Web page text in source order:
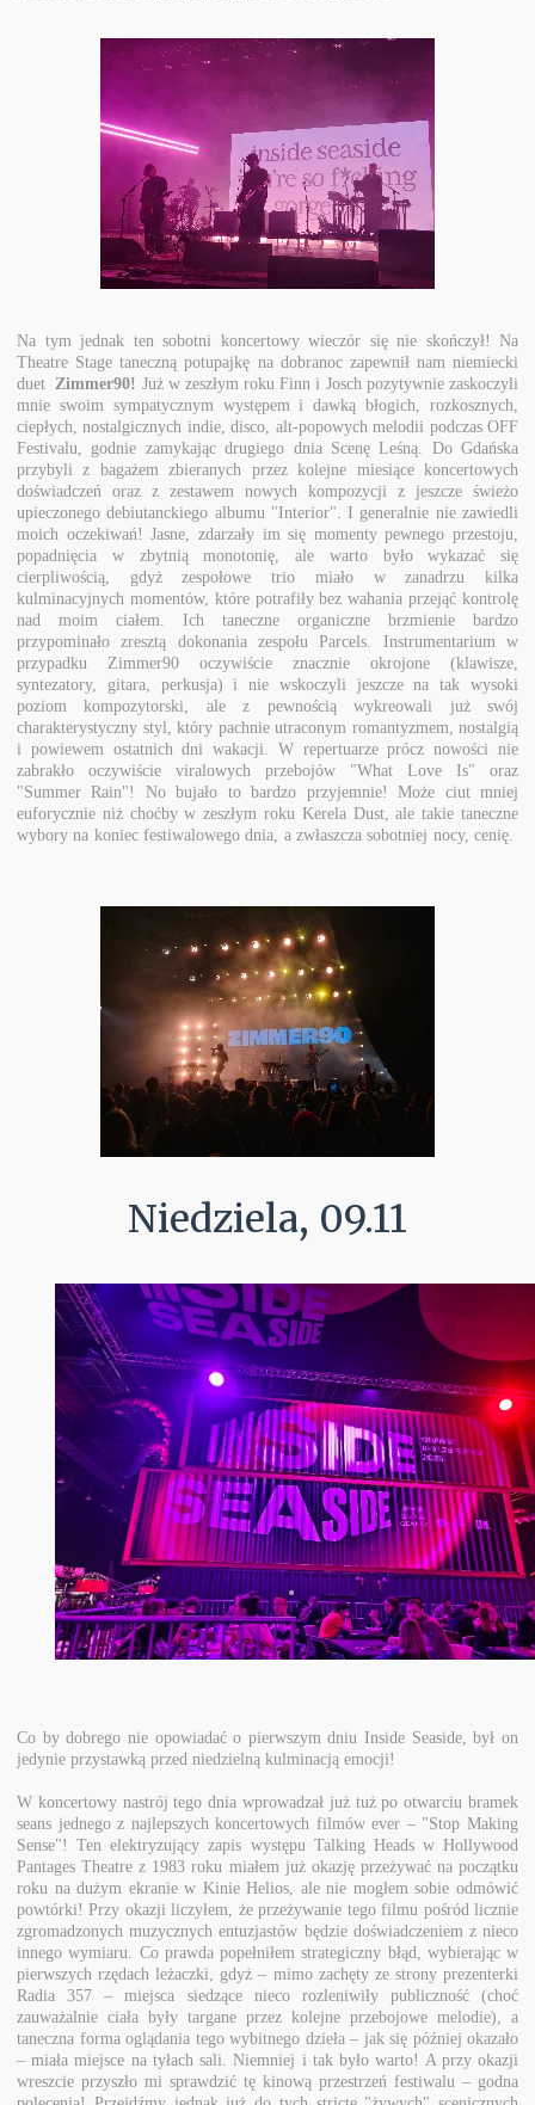
Na tym jednak ten sobotni koncertowy wieczór się nie skończył! Na
Theatre Stage taneczną potupajkę na dobranoc zapewnił nam niemiecki
duetZimmer90! Już w zeszłym roku Finn i Josch pozytywnie zaskoczyli
mnie swoim sympatycznym występem i dawką błogich, rozkosznych,
ciepłych, nostalgicznych indie, disco, alt-popowych melodii podczas OFF
Festivalu, godnie zamykając drugiego dnia Scenę Leśną. Do Gdańska
przybyli z bagażem zbieranych przez kolejne miesiące koncertowych
doświadczeń oraz z zestawem nowych kompozycji z jeszcze świeżo
upieczonego debiutanckiego albumu "Interior". I generalnie nie zawiedli
moich oczekiwań! Jasne, zdarzały im się momenty pewnego przestoju,
popadnięcia w zbytnią monotonię, ale warto było wykazać się
cierpliwością, gdyż zespołowe trio miało w zanadrzu kilka
kulminacyjnych momentów, które potrafiły bez wahania przejąć kontrolę
nad moim ciałem. Ich taneczne organiczne brzmienie bardzo
przypominało zresztą dokonania zespołu Parcels. Instrumentarium w
przypadku Zimmer90 oczywiście znacznie okrojone (klawisze,
syntezatory, gitara, perkusja) i nie wskoczyli jeszcze na tak wysoki
poziom kompozytorski, ale z pewnością wykreowali już swój
charakterystyczny styl, który pachnie utraconym romantyzmem, nostalgią
i powiewem ostatnich dni wakacji. W repertuarze prócz nowości nie
zabrakło oczywiście viralowych przebojów "What Love Is" oraz
"Summer Rain"! No bujało to bardzo przyjemnie! Może ciut mniej
euforycznie niż choćby w zeszłym roku Kerela Dust, ale takie taneczne
wybory na koniec festiwalowego dnia, a zwłaszcza sobotniej nocy, cenię.
Niedziela, 09.11
Co by dobrego nie opowiadać o pierwszym dniu Inside Seaside, był on
jedynie przystawką przed niedzielną kulminacją emocji!
W koncertowy nastrój tego dnia wprowadzał już tuż po otwarciu bramek
seans jednego z najlepszych koncertowych filmów ever – "Stop Making
Sense"! Ten elektryzujący zapis występu Talking Heads w Hollywood
Pantages Theatre z 1983 roku miałem już okazję przeżywać na początku
roku na dużym ekranie w Kinie Helios, ale nie mogłem sobie odmówić
powtórki! Przy okazji liczyłem, że przeżywanie tego filmu pośród licznie
zgromadzonych muzycznych entuzjastów będzie doświadczeniem z nieco
innego wymiaru. Co prawda popełniłem strategiczny błąd, wybierając w
pierwszych rzędach leżaczki, gdyż – mimo zachęty ze strony prezenterki
Radia 357 – miejsca siedzące nieco rozleniwiły publiczność (choć
zauważalnie ciała były targane przez kolejne przebojowe melodie), a
taneczna forma oglądania tego wybitnego dzieła – jak się później okazało
– miała miejsce na tyłach sali. Niemniej i tak było warto! A przy okazji
wreszcie przyszło mi sprawdzić tę kinową przestrzeń festiwalu – godna